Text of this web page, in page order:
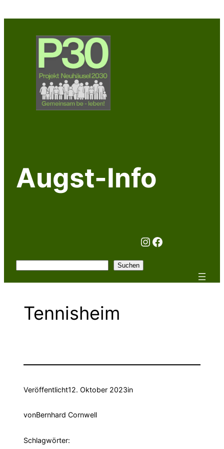
Inhalt
Augst-Info
Instagram
Facebook
Suchen
Tennisheim
Veröffentlicht12. Oktober 2023in
vonBernhard Cornwell
Schlagwörter: